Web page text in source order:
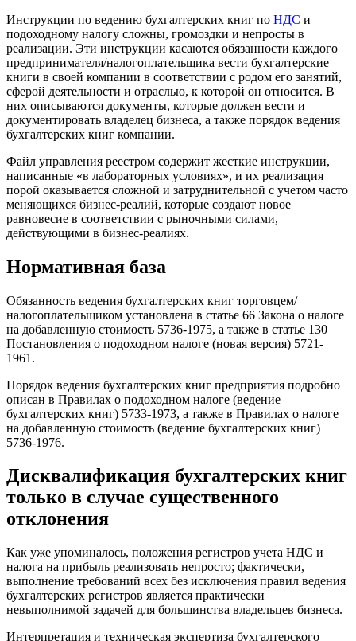
Инструкции по ведению бухгалтерских книг по НДС и
подоходному налогу сложны, громоздки и непросты в
реализации. Эти инструкции касаются обязанности каждого
предпринимателя/налогоплательщика вести бухгалтерские
книги в своей компании в соответствии с родом его занятий,
сферой деятельности и отраслью, к которой он относится. В
них описываются документы, которые должен вести и
документировать владелец бизнеса, а также порядок ведения
бухгалтерских книг компании.
Файл управления реестром содержит жесткие инструкции,
написанные «в лабораторных условиях», и их реализация
порой оказывается сложной и затруднительной с учетом часто
меняющихся бизнес-реалий, которые создают новое
равновесие в соответствии с рыночными силами,
действующими в бизнес-реалиях.
Нормативная база
Обязанность ведения бухгалтерских книг торговцем/
налогоплательщиком установлена ​​в статье 66 Закона о налоге
на добавленную стоимость 5736-1975, а также в статье 130
Постановления о подоходном налоге (новая версия) 5721-
1961.
Порядок ведения бухгалтерских книг предприятия подробно
описан в Правилах о подоходном налоге (ведение
бухгалтерских книг) 5733-1973, а также в Правилах о налоге
на добавленную стоимость (ведение бухгалтерских книг)
5736-1976.
Дисквалификация бухгалтерских книг
только в случае существенного
отклонения
Как уже упоминалось, положения регистров учета НДС и
налога на прибыль реализовать непросто; фактически,
выполнение требований всех без исключения правил ведения
бухгалтерских регистров является практически
невыполнимой задачей для большинства владельцев бизнеса.
Интерпретация и техническая экспертиза бухгалтерского